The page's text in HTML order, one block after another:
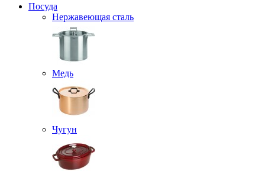
Посуда
Нержавеющая сталь
Медь
Чугун